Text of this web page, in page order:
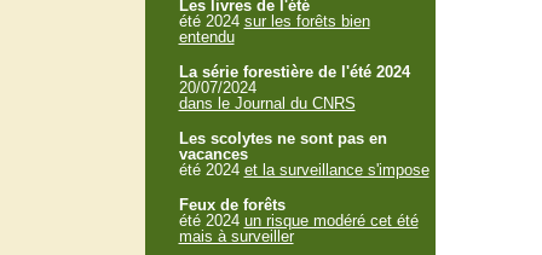
Les livres de l'été
été 2024 sur les forêts bien
entendu
La série forestière de l'été 2024
20/07/2024
dans le Journal du CNRS
Les scolytes ne sont pas en
vacances
été 2024 et la surveillance s'impose
Feux de forêts
été 2024 un risque modéré cet été
mais à surveiller